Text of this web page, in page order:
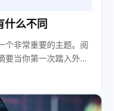
么不同
个非常重要的主题。阅